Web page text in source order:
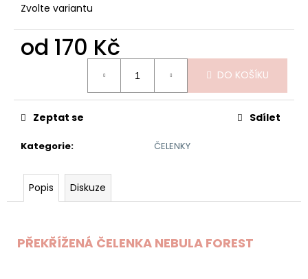
Zvolte variantu
od 170 Kč
DO KOŠÍKU
Kategorie: ČELENKY
Zeptat se Sdílet
Popis Diskuze
PŘEKŘÍŽENÁ ČELENKA NEBULA FOREST
m
e
AFRICKÁ
GEPARD
Kč